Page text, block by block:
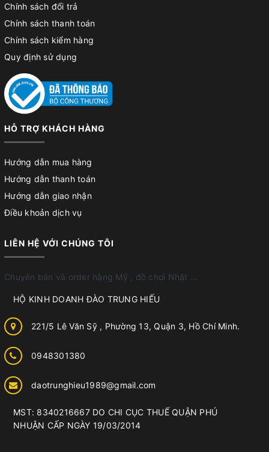
Chính sách đổi trả
Chính sách thanh toán
Chính sách kiểm hàng
Quy định sử dụng
HỖ TRỢ KHÁCH HÀNG
Hướng dẫn mua hàng
Hướng dẫn thanh toán
Hướng dẫn giao nhận
Điều khoản dịch vụ
LIÊN HỆ VỚI CHÚNG TÔI
Chuyên bán và order hàng Mỹ , đồ chơi Nhật ...
HỘ KINH DOANH ĐÀO TRUNG HIẾU
221/5 Lê Văn Sỹ , Phường 13, Quận 3, Hồ Chí Minh.
0948301380
daotrunghieu1989@gmail.com
MST: 8340216667 DO CHI CỤC THUẾ QUẬN PHÚ
NHUẬN CẤP NGÀY 19/03/2014